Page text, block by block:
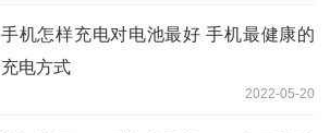
手机怎样充电对电池最好 手机最健康的
充电方式
2022-05-20